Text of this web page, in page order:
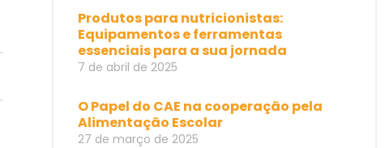
Produtos para nutricionistas:
Equipamentos e ferramentas
essenciais para a sua jornada
7 de abril de 2025
O Papel do CAE na cooperação pela
Alimentação Escolar
27 de março de 2025